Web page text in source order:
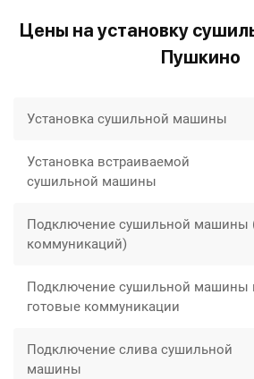
Цены на установку
Пушкино
Установка сушильной машины
Установка встраиваемой
сушильной машины
Подключение сушильной машины
коммуникаций)
Подключение сушильной машины
готовые коммуникации
Подключение слива сушильной
машины